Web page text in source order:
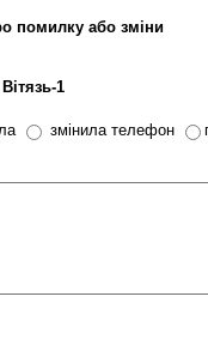
помилку або зміни
Вітязь-1
змінила телефон